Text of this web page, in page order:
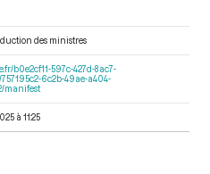
des ministres
b0e2cf11-597c-427d-8ac7-
6c2b-49ae-a404-
manifest
à 11:25